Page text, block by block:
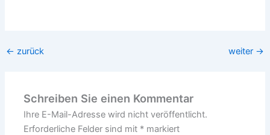
← zurück weiter →
Schreiben Sie einen Kommentar
Ihre E-Mail-Adresse wird nicht veröffentlicht.
Erforderliche Felder sind mit * markiert